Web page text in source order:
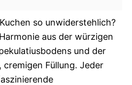
so unwiderstehlich?
aus der würzigen
und der
Füllung. Jeder